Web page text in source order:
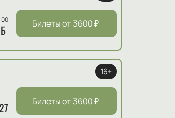
Билеты от 3600₽
16+
Билеты от 3600₽